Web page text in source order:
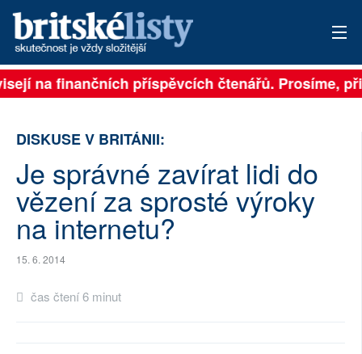
PŘIHLÁSIT
ROZHOVORY
TÉMATA
na finančních příspěvcích čtenářů. Prosíme,
DISKUSE V BRITÁNII:
Je správné zavírat lidi do
vězení za sprosté výroky
na internetu?
15. 6. 2014
čas čtení 6 minut